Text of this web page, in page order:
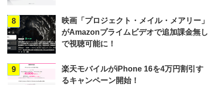
8
映画「プロジェクト・メイル・メアリー」
がAmazonプライムビデオで追加課金無し
で視聴可能に！
9
楽天モバイルがiPhone 16を4万円割引す
るキャンペーン開始！